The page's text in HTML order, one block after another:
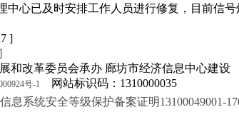
心已及时安排工作人员进行修复，目前信号
]
和改革委员会承办 廊坊市经济信息中心建设
号-1
网站标识码：1310000035
信息系统安全等级保护备案证明13100049001-